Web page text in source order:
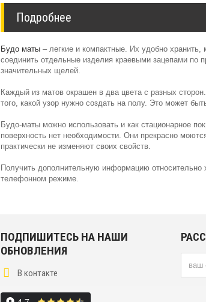
Подробнее
Будо маты – легкие и компактные. Их удобно
соединить отдельные изделия краевыми зацепами по
значительных щелей.
Каждый из матов окрашен в два цвета с разных
того, какой узор нужно создать на полу. Это может
Будо-маты можно использовать и как стационарное
поверхность нет необходимости. Они прекрасно
практически не изменяют своих свойств.
Получить дополнительную информацию относительно
телефонном режиме.
ПОДПИШИТЕСЬ НА НАШИ
ОБНОВЛЕНИЯ
В контакте